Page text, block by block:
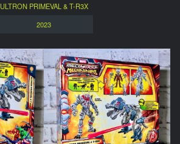
ULTRON PRIMEVAL & T-R3X
2023